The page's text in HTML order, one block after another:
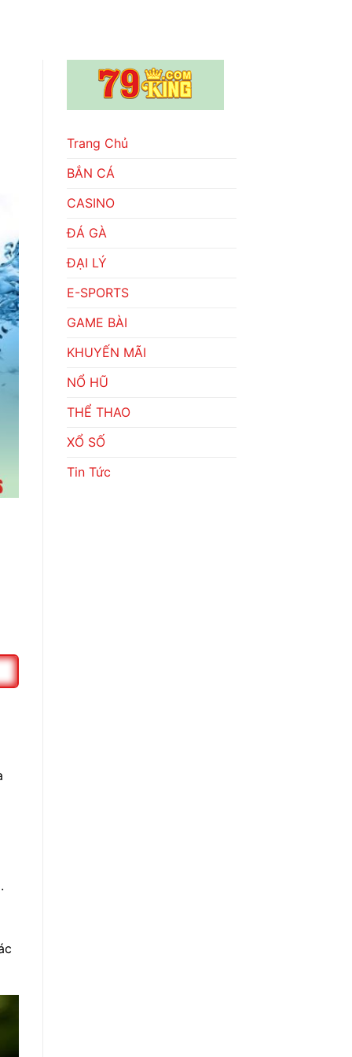
Trang Chủ
BẮN CÁ
CASINO
ĐÁ GÀ
ĐẠI LÝ
E-SPORTS
GAME BÀI
KHUYẾN MÃI
NỔ HŨ
THỂ THAO
XỔ SỐ
Tin Tức